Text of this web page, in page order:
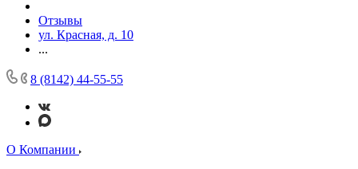
Отзывы
ул. Красная, д. 10
...
8 (8142) 44-55-55
О Компании